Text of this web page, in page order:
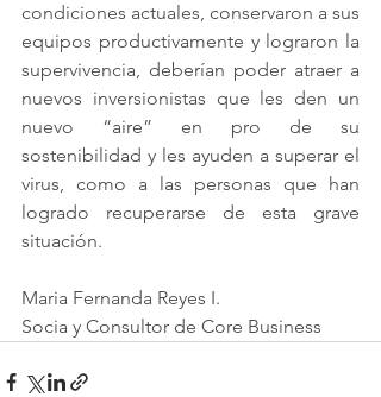
condiciones actuales, conservaron a sus
equipos productivamente y lograron la
supervivencia, deberían poder atraer a
nuevos inversionistas que les den un
nuevo “aire” en pro de su
sostenibilidad y les ayuden a superar el
virus, como a las personas que han
logrado recuperarse de esta grave
situación.
Maria Fernanda Reyes I.
Socia y Consultor de Core Business